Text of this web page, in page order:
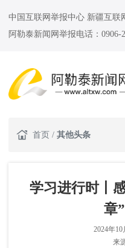
中国互联网举报中心 新疆互联
阿勒泰新闻网举报电话：0906-
首页 / 其他头条
学习进行时丨
章
2024年10
来